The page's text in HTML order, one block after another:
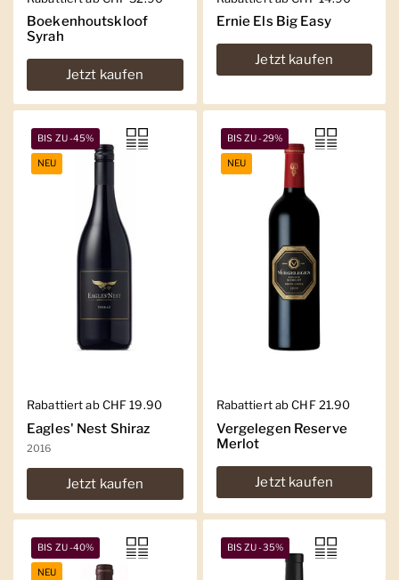
Boekenhoutskloof
Syrah
Jetzt kaufen
Ernie Els Big Easy
Jetzt kaufen
Regulärer Preis
Rabattiert ab CHF 19.90
Eagles' Nest Shiraz
2016
Jetzt kaufen
BIS ZU -45%
NEU
Regulärer Preis
Rabattiert ab CHF 21.90
Vergelegen Reserve
Merlot
Jetzt kaufen
BIS ZU -29%
NEU
BIS ZU -40%
NEU
BIS ZU -35%